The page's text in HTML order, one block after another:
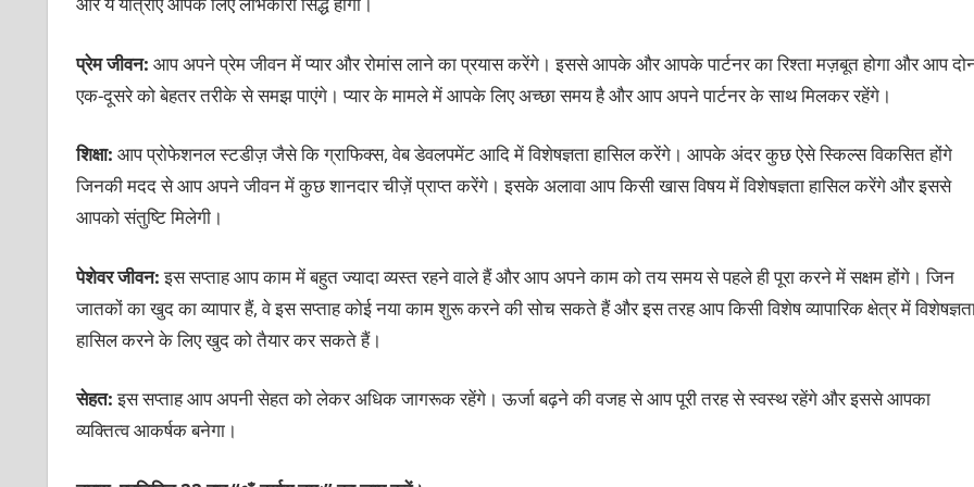
प्रेम जीवन: आप अपने प्रेम जीवन में प्यार और रोमांस लाने का प्रयास करेंगे। इससे आपके और आपके पार्टनर का रिश्ता मज़बूत होगा और आप
एक-दूसरे को बेहतर तरीके से समझ पाएंगे। प्यार के मामले में आपके लिए अच्‍छा समय है और आप अपने पार्टनर के साथ मिलकर रहेंगे।
शिक्षा: आप प्रोफेशनल स्टडीज़ जैसे कि ग्राफिक्स, वेब डेवलपमेंट आदि में विशेषज्ञता हासिल करेंगे। आपके अंदर कुछ ऐसे स्किल्‍स विकसित होंगे
जिनकी मदद से आप अपने जीवन में कुछ शानदार चीज़ें प्राप्त करेंगे। इसके अलावा आप किसी खास विषय में विशेषज्ञता हासिल करेंगे और इससे
आपको संतुष्टि मिलेगी।
पेशेवर जीवन:इस सप्ताह आप काम में बहुत ज्यादा व्यस्त रहने वाले हैं और आप अपने काम को तय समय से पहले ही पूरा करने में सक्षम होंगे। जिन
जातकों का खुद का व्यापार हैं, वे इस सप्ताह कोई नया काम शुरू करने की सोच सकते हैं और इस तरह आप किसी विशेष व्यापारिक क्षेत्र में
हासिल करने के लिए खुद को तैयार कर सकते हैं।
सेहत:इस सप्ताह आप अपनी सेहत को लेकर अधिक जागरूक रहेंगे। ऊर्जा बढ़ने की वजह से आप पूरी तरह से स्वस्थ रहेंगे और इससे आपका
व्यक्तित्व आकर्षक बनेगा।